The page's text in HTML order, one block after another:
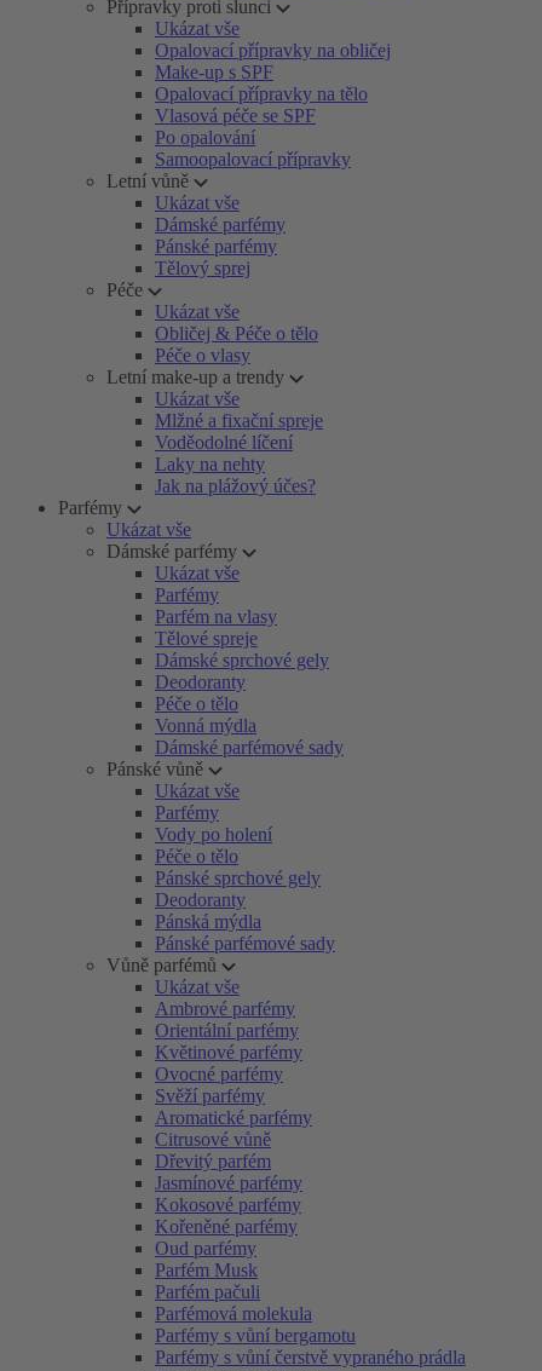
Přípravky proti slunci
Ukázat vše
Opalovací přípravky na obličej
Make-up s SPF
Opalovací přípravky na tělo
Vlasová péče se SPF
Po opalování
Samoopalovací přípravky
Letní vůně
Ukázat vše
Dámské parfémy
Pánské parfémy
Tělový sprej
Péče
Ukázat vše
Obličej & Péče o tělo
Péče o vlasy
Letní make-up a trendy
Ukázat vše
Mlžné a fixační spreje
Voděodolné líčení
Laky na nehty
Jak na plážový účes?
Parfémy
Ukázat vše
Dámské parfémy
Ukázat vše
Parfémy
Parfém na vlasy
Tělové spreje
Dámské sprchové gely
Deodoranty
Péče o tělo
Vonná mýdla
Dámské parfémové sady
Pánské vůně
Ukázat vše
Parfémy
Vody po holení
Péče o tělo
Pánské sprchové gely
Deodoranty
Pánská mýdla
Pánské parfémové sady
Vůně parfémů
Ukázat vše
Ambrové parfémy
Orientální parfémy
Květinové parfémy
Ovocné parfémy
Svěží parfémy
Aromatické parfémy
Citrusové vůně
Dřevitý parfém
Jasmínové parfémy
Kokosové parfémy
Kořeněné parfémy
Oud parfémy
Parfém Musk
Parfém pačuli
Parfémová molekula
Parfémy s vůní bergamotu
Parfémy s vůní čerstvě vypraného prádla